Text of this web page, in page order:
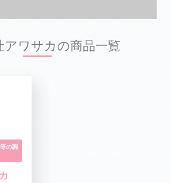
アワサカの商品一覧
の調